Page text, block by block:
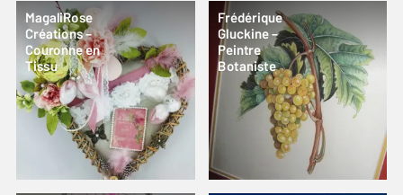
MagaliRose
Créations –
Couronne en
Tissu
Frédérique
Gluckine –
Peintre
Botaniste